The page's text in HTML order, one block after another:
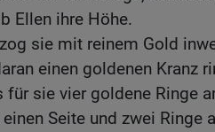
Ellen ihre Höhe.
sie mit reinem Gold
einen goldenen Kranz
für sie vier goldene Ringe
Seite und zwei Ringe